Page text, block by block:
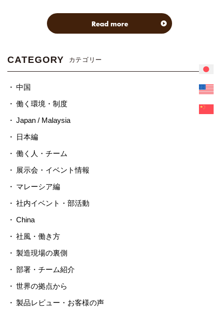
Read more
CATEGORY カテゴリー
中国
働く環境・制度
Japan / Malaysia
日本編
働く人・チーム
展示会・イベント情報
マレーシア編
社内イベント・部活動
China
社風・働き方
製造現場の裏側
部署・チーム紹介
世界の拠点から
製品レビュー・お客様の声